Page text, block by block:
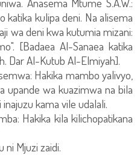
kulipa deni. Na alisema
wa deni kwa kutumia mizani:
[Badaea Al-Sanaea katika
Dar Al-Kutub Al-Elmiyah].
Hakika mambo yalivyo,
upande wa kuazimwa na bila
kama vile udalali.
Hakika kila kilichopatikana
ni Mjuzi zaidi.